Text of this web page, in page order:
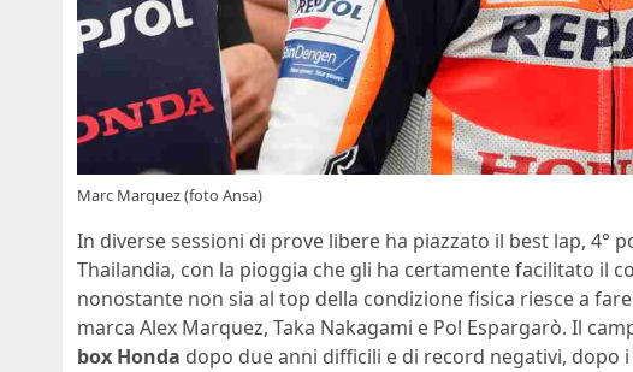
Marc Marquez (foto Ansa)
In diverse sessioni di prove libere ha piazzato il best lap, 4°
Thailandia, con la pioggia che gli ha certamente facilitato il
nonostante non sia al top della condizione fisica riesce a
marca Alex Marquez, Taka Nakagami e Pol Espargarò. Il
box Honda dopo due anni difficili e di record negativi, dopo i